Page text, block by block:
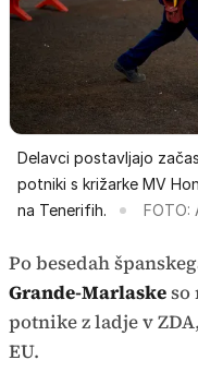
Delavci postavljajo
potniki s križarke MV
na Tenerifih.
FOTO:
Po besedah
Grande-Marlaskeso
potnike z ladje v
EU.